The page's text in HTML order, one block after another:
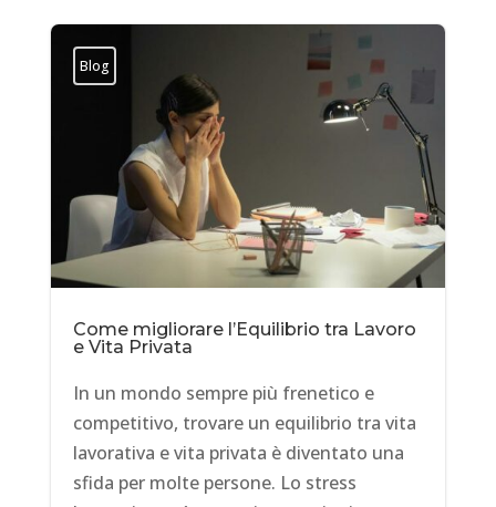
Blog
Come migliorare l’Equilibrio tra Lavoro
e Vita Privata
In un mondo sempre più frenetico e
competitivo, trovare un equilibrio tra vita
lavorativa e vita privata è diventato una
sfida per molte persone. Lo stress